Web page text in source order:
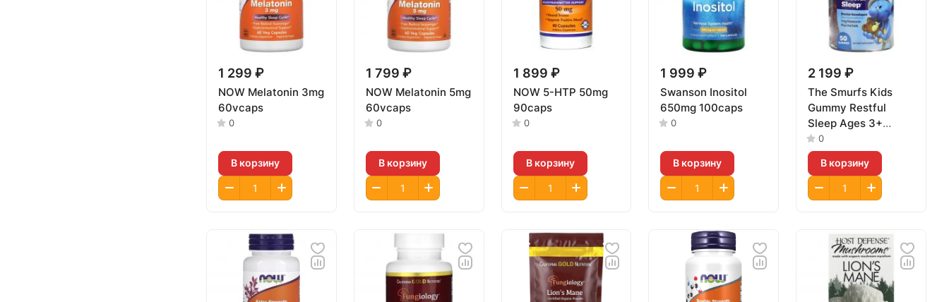
1 299 ₽
NOW Melatonin 3mg
60vcaps
0
В корзину
1 799 ₽
NOW Melatonin 5mg
60vcaps
0
В корзину
1 899 ₽
NOW 5-HTP 50mg
90caps
0
В корзину
1 999 ₽
Swanson Inositol
650mg 100caps
0
В корзину
2 199 ₽
The Smurfs Kids
Gummy Restful
Sleep Ages 3+
50gummies
0
В корзину